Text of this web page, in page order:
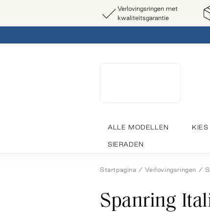
Verlovingsringen met
kwaliteitsgarantie
ALLE MODELLEN KIES
SIERADEN
Startpagina Verlovingsringen
Spanring